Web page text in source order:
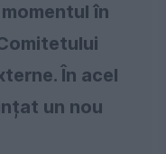
în
În acel
un nou